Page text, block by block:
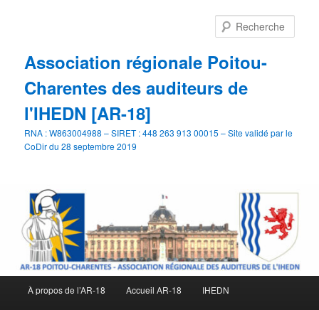
Association régionale Poitou-
Charentes des auditeurs de
l'IHEDN [AR-18]
RNA : W863004988 – SIRET : 448 263 913 00015 – Site validé par le
CoDir du 28 septembre 2019
principal
À propos de l’AR-18 Accueil AR-18 IHEDN